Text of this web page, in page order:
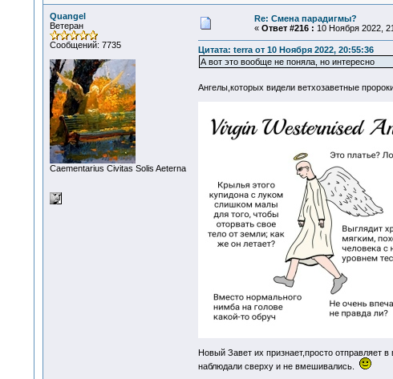
Quangel
Ветеран
Сообщений: 7735
Сaementarius Civitas Solis Aeterna
Re: Смена парадигмы?
« Ответ #216 : 10 Ноября 2022,
Цитата: terra от 10 Ноября 2022, 20:55:36
А вот это вообще не поняла, но интересно
Ангелы,которых видели ветхозаветные
Новый Завет их признает,просто
наблюдали сверху и не вмешивались.